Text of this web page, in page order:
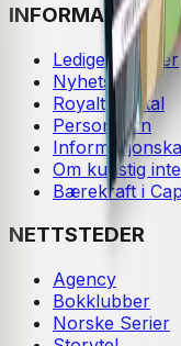
INFORMASJON
Ledige stillinger
Nyhetsbrev
Royaltyportal
Personvern
Om kunstig
Bærekraft i
NETTSTEDER
Agency
Bokklubber
Norske Serier